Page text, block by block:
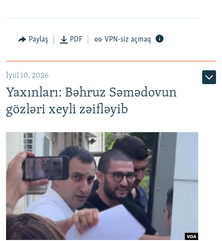
Paylaş PDF VPN-siz açmaq
İyul 10, 2026
Yaxınları: Bəhruz Səmədovun
gözləri xeyli zəifləyib